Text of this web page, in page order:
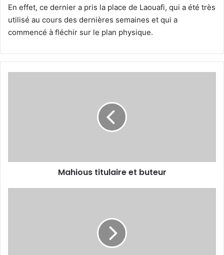
En effet, ce dernier a pris la place de Laouafi, qui a été très
utilisé au cours des dernières semaines et qui a
commencé à fléchir sur le plan physique.
Mahious titulaire et buteur